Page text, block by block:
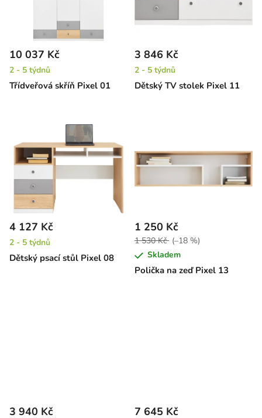
Třídveřová skříň Pixel 01
10 037 Kč
2 - 5 týdnů
Dětský TV stolek Pixel 11
3 846 Kč
2 - 5 týdnů
Dětský psací stůl Pixel 08
4 127 Kč
2 - 5 týdnů
Polička na zeď Pixel 13
1 250 Kč
1 530 Kč (–18 %)
Skladem
3 940 Kč 7 645 Kč